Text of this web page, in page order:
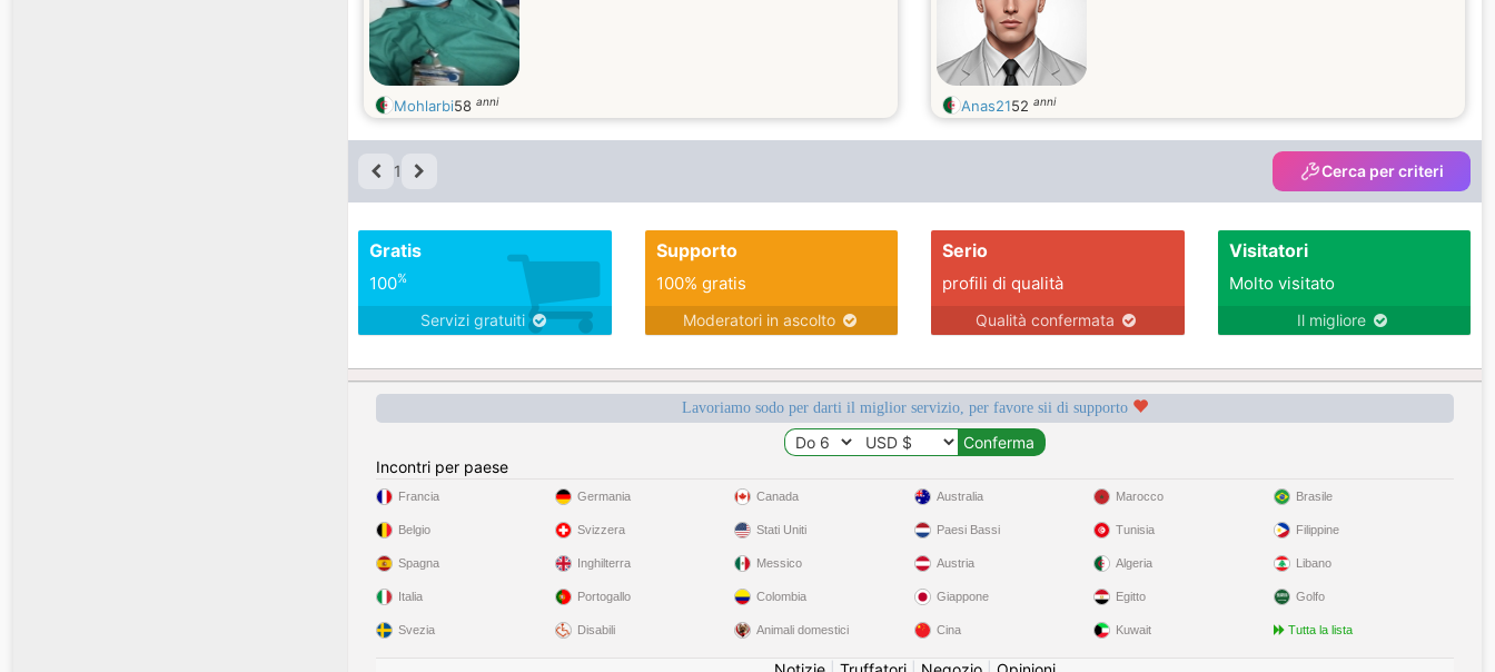
Mohlarbi58 anni Anas2152 anni
1 Cerca per criteri
Gratis
100%
Servizi gratuiti
Supporto
100% gratis
Moderatori in ascolto
Serio
profili di qualità
Qualità confermata
Visitatori
Molto visitato
Il migliore
Lavoriamo sodo per darti il miglior servizio, per favore sii di supporto
Incontri per paese
Francia
Belgio
Spagna
Italia
Svezia
Germania
Svizzera
Inghilterra
Portogallo
Disabili
Canada
Stati Uniti
Messico
Colombia
Animali domestici
Australia
Paesi Bassi
Austria
Giappone
Cina
Marocco
Tunisia
Algeria
Egitto
Kuwait
Brasile
Filippine
Libano
Golfo
Tutta la lista